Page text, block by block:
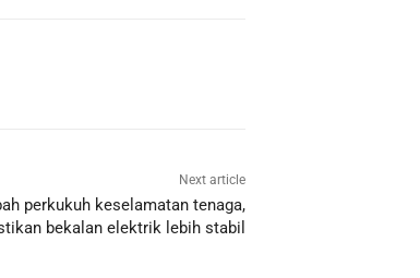
Next article
perkukuh keselamatan tenaga,
bekalan elektrik lebih stabil